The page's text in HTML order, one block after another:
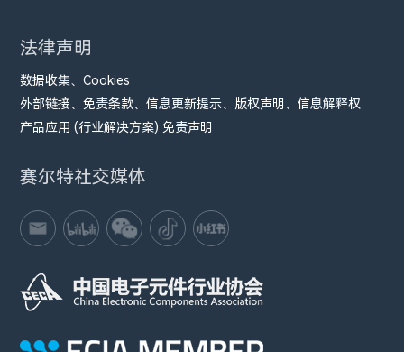
法律声明
数据收集、Cookies
外部链接、免责条款、信息更新提示、版权声明、信息解释权
产品应用 (行业解决方案) 免责声明
赛尔特社交媒体